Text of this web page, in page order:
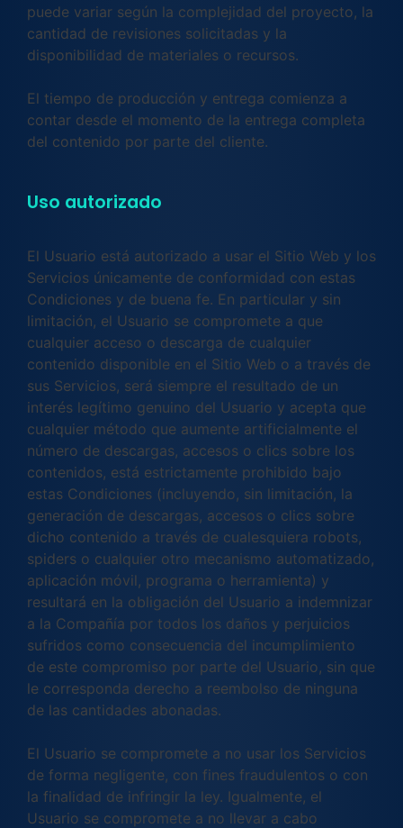
puede variar según la complejidad del proyecto, la
cantidad de revisiones solicitadas y la
disponibilidad de materiales o recursos.
El tiempo de producción y entrega comienza a
contar desde el momento de la entrega completa
del contenido por parte del cliente.
Uso autorizado
El Usuario está autorizado a usar el Sitio Web y los
Servicios únicamente de conformidad con estas
Condiciones y de buena fe. En particular y sin
limitación, el Usuario se compromete a que
cualquier acceso o descarga de cualquier
contenido disponible en el Sitio Web o a través de
sus Servicios, será siempre el resultado de un
interés legítimo genuino del Usuario y acepta que
cualquier método que aumente artificialmente el
número de descargas, accesos o clics sobre los
contenidos, está estrictamente prohibido bajo
estas Condiciones (incluyendo, sin limitación, la
generación de descargas, accesos o clics sobre
dicho contenido a través de cualesquiera robots,
spiders o cualquier otro mecanismo automatizado,
aplicación móvil, programa o herramienta) y
resultará en la obligación del Usuario a indemnizar
a la Compañía por todos los daños y perjuicios
sufridos como consecuencia del incumplimiento
de este compromiso por parte del Usuario, sin que
le corresponda derecho a reembolso de ninguna
de las cantidades abonadas.
El Usuario se compromete a no usar los Servicios
de forma negligente, con fines fraudulentos o con
la finalidad de infringir la ley. Igualmente, el
Usuario se compromete a no llevar a cabo